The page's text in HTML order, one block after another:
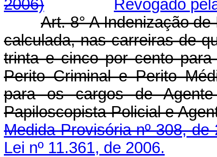
2006)
Revogado
Art. 8° A Indenização
calculada, nas carreiras de
trinta e cinco por cento
Perito Criminal e Perito
para os cargos de
Papiloscopista
Medida Provisória nº 308, de
Lei nº 11.361, de 2006.